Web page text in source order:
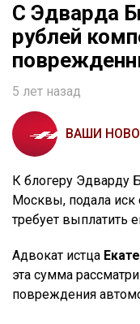
С Эдварда
рублей
5 лет назад
ВАШИ
К блогеру Эдварду
Москвы, подала
требует выплатить
Адвокат истца
эта сумма
повреждения